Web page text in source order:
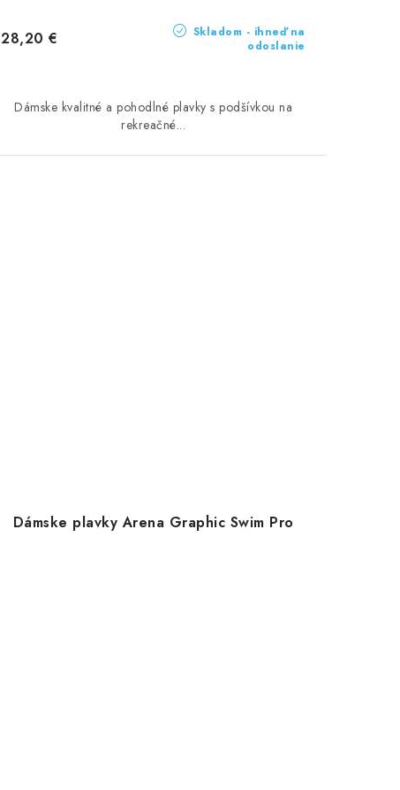
Skladom - ihneď na
odoslanie
28,20 €
Dámske kvalitné a pohodlné plavky s podšívkou na
rekreačné...
Dámske plavky Arena Graphic Swim Pro